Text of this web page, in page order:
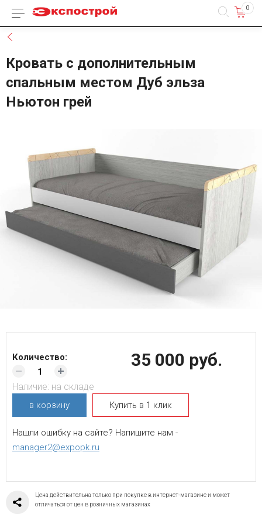
Каталог товаров 0
Кровать с дополнительным
спальным местом Дуб эльза
Ньютон грей
35 000 руб.
Количество:
Наличие: на складе
в корзину Купить в 1 клик
Нашли ошибку на сайте? Напишите нам -
manager2@expopk.ru
Цена действительна только при покупке в интернет-магазине и может
отличаться от цен в розничных магазинах